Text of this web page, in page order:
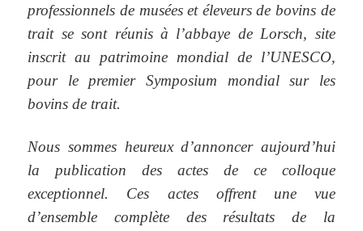
professionnels de musées et éleveurs de bovins de
trait se sont réunis à l’abbaye de Lorsch, site
inscrit au patrimoine mondial de l’UNESCO,
pour le premier Symposium mondial sur les
bovins de trait.
Nous sommes heureux d’annoncer aujourd’hui
la publication des actes de ce colloque
exceptionnel.
Ces actes offrent une vue
d’ensemble complète des résultats de la